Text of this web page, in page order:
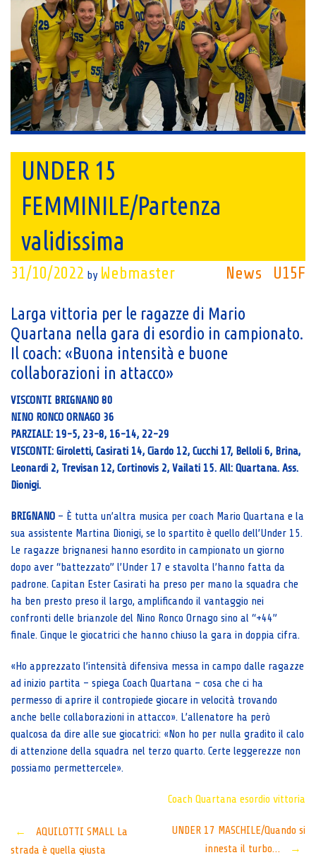
UNDER 15
FEMMINILE/Partenza
validissima
News U15F
31/10/2022 by Webmaster
Larga vittoria per le ragazze di Mario
Quartana nella gara di esordio in campionato.
Il coach: «Buona intensità e buone
collaborazioni in attacco»
VISCONTI BRIGNANO 80
NINO RONCO ORNAGO 36
PARZIALI: 19-5, 23-8, 16-14, 22-29
VISCONTI: Giroletti, Casirati 14, Ciardo 12, Cucchi 17, Belloli 6, Brina,
Leonardi 2, Trevisan 12, Cortinovis 2, Vailati 15. All: Quartana. Ass.
Dionigi.
BRIGNANO – È tutta un’altra musica per coach Mario Quartana e la
sua assistente Martina Dionigi, se lo spartito è quello dell’Under 15.
Le ragazze brignanesi hanno esordito in campionato un giorno
dopo aver “battezzato” l’Under 17 e stavolta l’hanno fatta da
padrone. Capitan Ester Casirati ha preso per mano la squadra che
ha ben presto preso il largo, amplificando il vantaggio nei
confronti delle brianzole del Nino Ronco Ornago sino al “+44”
finale. Cinque le giocatrici che hanno chiuso la gara in doppia cifra.
«Ho apprezzato l’intensità difensiva messa in campo dalle ragazze
ad inizio partita – spiega Coach Quartana – cosa che ci ha
permesso di aprire il contropiede giocare in velocità trovando
anche belle collaborazioni in attacco». L’allenatore ha però
qualcosa da dire alle sue giocatrici: «Non ho per nulla gradito il calo
di attenzione della squadra nel terzo quarto. Certe leggerezze non
possiamo permettercele».
Coach Quartana esordio vittoria
Post
←
AQUILOTTI SMALL La
strada è quella giusta
UNDER 17 MASCHILE/Quando si
innesta il turbo…
→